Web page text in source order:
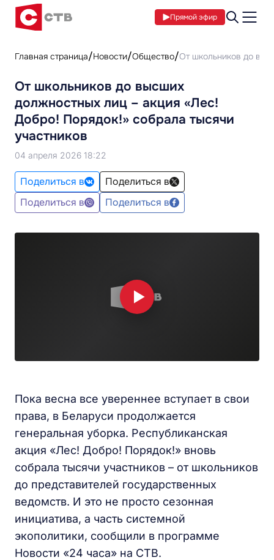
Прямой эфир
Главная страница Новости Общество От школьников до
От школьников до высших
должностных лиц – акция «Лес!
Добро! Порядок!» собрала тысячи
участников
04 апреля 2026 18:22
Поделиться в
Поделиться в
Поделиться в
Поделиться в
Пока весна все увереннее вступает в свои
права, в Беларуси продолжается
генеральная уборка. Республиканская
акция «Лес! Добро! Порядок!» вновь
собрала тысячи участников – от школьников
до представителей государственных
ведомств. И это не просто сезонная
инициатива, а часть системной
экополитики, сообщили в программе
Новости «24 часа» на СТВ.